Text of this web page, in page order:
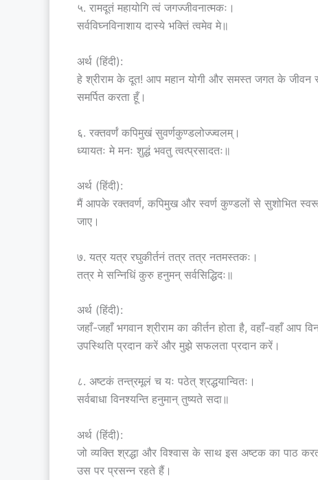
५. रामदूतं महायोगि त्वं जगज्जीवनात्मकः।
सर्वविघ्नविनाशाय दास्ये भक्तिं त्वमेव मे॥
अर्थ (हिंदी):
हे श्रीराम के दूत! आप महान योगी और समस्त जगत के
समर्पित करता हूँ।
६. रक्तवर्णं कपिमुखं सुवर्णकुण्डलोज्ज्वलम्।
ध्यायतः मे मनः शुद्धं भवतु त्वत्प्रसादतः॥
अर्थ (हिंदी):
मैं आपके रक्तवर्ण, कपिमुख और स्वर्ण कुण्डलों से सुशोभित
जाए।
७. यत्र यत्र रघुकीर्तनं तत्र तत्र नतमस्तकः।
तत्र मे सन्निधिं कुरु हनुमन् सर्वसिद्धिदः॥
अर्थ (हिंदी):
जहाँ-जहाँ भगवान श्रीराम का कीर्तन होता है, वहाँ-वहाँ आप
उपस्थिति प्रदान करें और मुझे सफलता प्रदान करें।
८. अष्टकं तन्त्रमूलं च यः पठेत् श्रद्धयान्वितः।
सर्वबाधा विनश्यन्ति हनुमान् तुष्यते सदा॥
अर्थ (हिंदी):
जो व्यक्ति श्रद्धा और विश्वास के साथ इस अष्टक का पाठ
उस पर प्रसन्न रहते हैं।